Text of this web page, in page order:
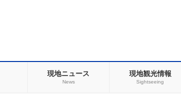
現地ニュース
News
現地観光情報
Sightseeing